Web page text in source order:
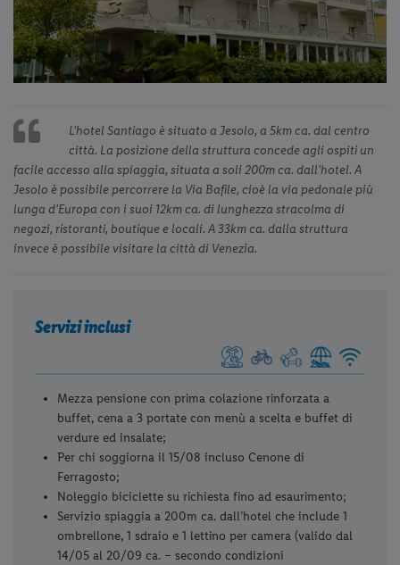
L’hotel Santiago è situato a Jesolo, a 5km ca. dal centro
città. La posizione della struttura concede agli ospiti un
facile accesso alla spiaggia, situata a soli 200m ca. dall’hotel. A
Jesolo è possibile percorrere la Via Bafile, cioè la via pedonale più
lunga d’Europa con i suoi 12km ca. di lunghezza stracolma di
negozi, ristoranti, boutique e locali. A 33km ca. dalla struttura
invece è possibile visitare la città di Venezia.
Servizi inclusi
Mezza pensione con prima colazione rinforzata a
buffet, cena a 3 portate con menù a scelta e buffet di
verdure ed insalate;
Per chi soggiorna il 15/08 incluso Cenone di
Ferragosto;
Noleggio biciclette su richiesta fino ad esaurimento;
Servizio spiaggia a 200m ca. dall’hotel che include 1
ombrellone, 1 sdraio e 1 lettino per camera (valido dal
14/05 al 20/09 ca. – secondo condizioni